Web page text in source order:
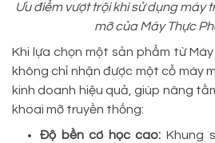
Ưu điểm vượt trội khi sử dụng máy
mỡ của Máy Thực
Khi lựa chọn một sản phẩm từ
không chỉ nhận được một cỗ máy
kinh doanh hiệu quả, giúp nâng
khoai mỡ truyền thống:
Độ bền cơ học cao: Khung